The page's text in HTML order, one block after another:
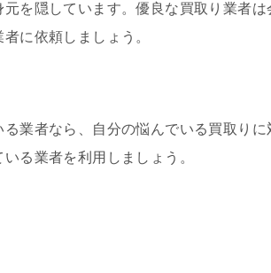
を隠しています。優良な買取り業者は
に依頼しましょう。
業者なら、自分の悩んでいる買取りに
る業者を利用しましょう。